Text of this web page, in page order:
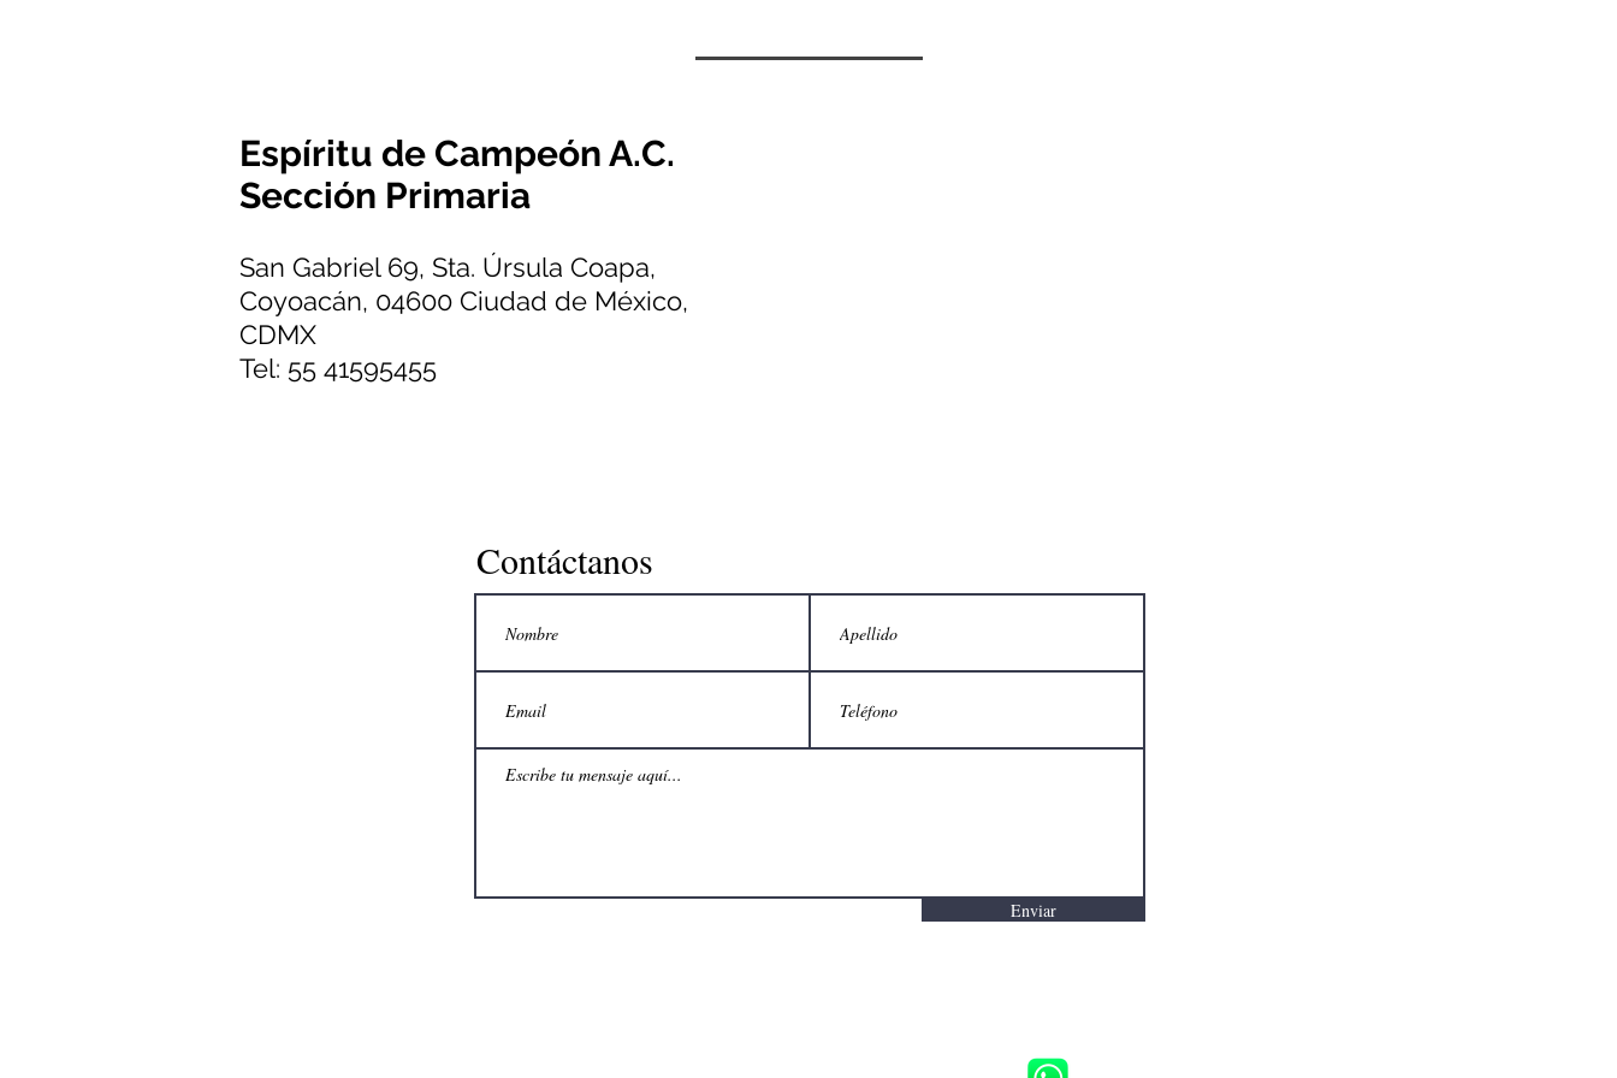
Espíritu de Campeón A.C.
Sección Primaria
San Gabriel 69, Sta. Úrsula Coapa,
Coyoacán, 04600 Ciudad de México,
CDMX
Tel: 55 41595455
Contáctanos
Enviar